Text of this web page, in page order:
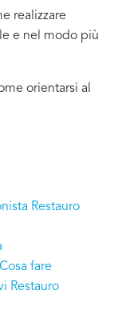
realizzare
e nel modo più
orientarsi al
Restauro
fare
Restauro